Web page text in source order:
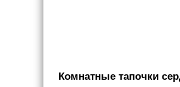
Комнатные тапочки